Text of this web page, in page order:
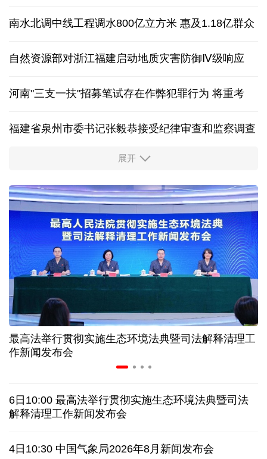
南水北调中线工程调水800亿立方米 惠及1.18亿群众
自然资源部对浙江福建启动地质灾害防御Ⅳ级响应
河南"三支一扶"招募笔试存在作弊犯罪行为 将重考
福建省泉州市委书记张毅恭接受纪律审查和监察调查
东航：国内客票提前14天免费退改
近346亿元 广东电网交出上半年投资建设亮眼答卷
31省份上半年外贸成绩单出炉 见证产业提质跃迁
比一张A4纸还要薄！我国高端钢材迎来密集突破
让药品更好触达患者 多款新药选择网络平台首发
7月份中国仓储指数保持扩张 行业运行韧性较强
乌总统呼吁向乌提供更多导弹 特朗普：我们也想要
日本广岛废墟旁响起抗议声：勿忘历史、拒绝拥核
展开
最高法举行贯彻实施生态环境法典暨司法解释清理工
作新闻发布会
6日10:00 最高法举行贯彻实施生态环境法典暨司法
解释清理工作新闻发布会
4日10:30 中国气象局2026年8月新闻发布会